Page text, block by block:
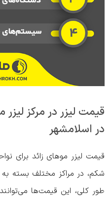
قیمت لیزر در مرکز
در اسلامشهر
قیمت لیزر موهای زائد برای
شکم، در مراکز مختلف بسته